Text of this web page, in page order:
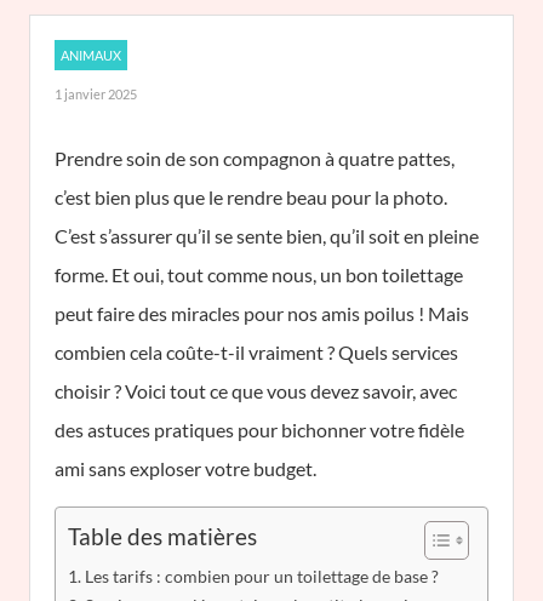
ANIMAUX
1 janvier 2025
Prendre soin de son compagnon à quatre pattes,
c’est bien plus que le rendre beau pour la photo.
C’est s’assurer qu’il se sente bien, qu’il soit en pleine
forme. Et oui, tout comme nous, un bon toilettage
peut faire des miracles pour nos amis poilus ! Mais
combien cela coûte-t-il vraiment ? Quels services
choisir ? Voici tout ce que vous devez savoir, avec
des astuces pratiques pour bichonner votre fidèle
ami sans exploser votre budget.
Table des matières
Les tarifs : combien pour un toilettage de base ?